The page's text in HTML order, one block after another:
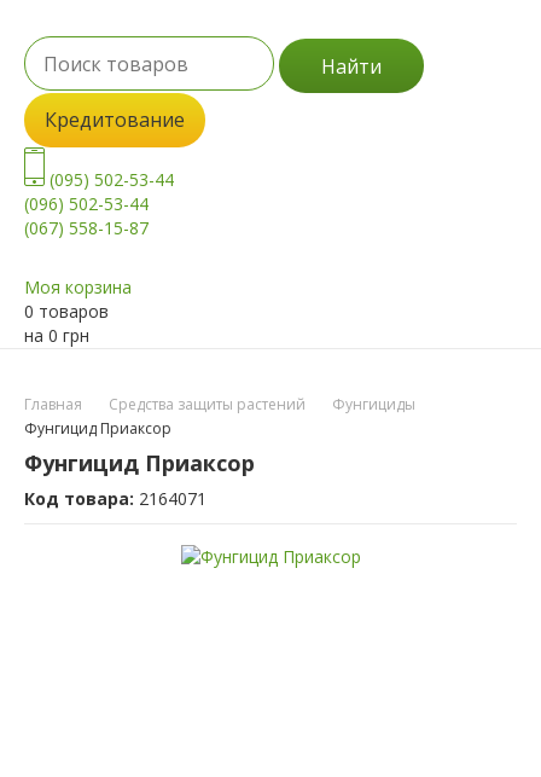
Найти
Кредитование
(095) 502-53-44
(096) 502-53-44
(067) 558-15-87
Моя корзина
0 товаров
на 0 грн
Главная Средства защиты растений
Фунгициды
Фунгицид Приаксор
Фунгицид Приаксор
Код товара: 2164071